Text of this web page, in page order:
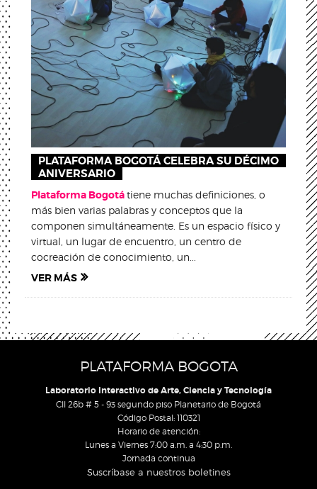
PLATAFORMA BOGOTÁ CELEBRA SU DÉCIMO
ANIVERSARIO
Plataforma Bogotátiene muchas definiciones, o
más bien varias palabras y conceptos que la
componen simultáneamente. Es un espacio físico y
virtual, un lugar de encuentro, un centro de
cocreación de conocimiento, un...
VER MÁS
PLATAFORMA BOGOTA
Laboratorio Interactivo de Arte, Ciencia y Tecnología
Cll 26b # 5 - 93 segundo piso Planetario de Bogotá
Código Postal: 110321
Horario de atención:
Lunes a Viernes 7:00 a.m. a 4:30 p.m.
Jornada continua
Suscríbase a nuestros boletines